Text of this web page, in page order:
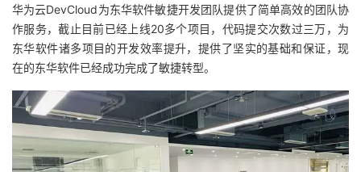
华为云DevCloud为东华软件敏捷开发团队提供了简单高效的团队协
作服务，截止目前已经上线20多个项目，代码提交次数过三万，为
东华软件诸多项目的开发效率提升，提供了坚实的基础和保证，现
在的东华软件已经成功完成了敏捷转型。